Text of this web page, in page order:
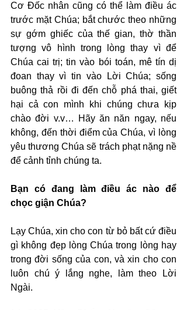
Cơ Đốc nhân cũng có thể làm điều ác
trước mặt Chúa; bắt chước theo những
sự gớm ghiếc của thế gian, thờ thần
tượng vô hình trong lòng thay vì để
Chúa cai trị; tin vào bói toán, mê tín dị
đoan thay vì tin vào Lời Chúa; sống
buông thả rồi đi đến chỗ phá thai, giết
hại cả con mình khi chúng chưa kịp
chào đời v.v… Hãy ăn năn ngay, nếu
không, đến thời điểm của Chúa, vì lòng
yêu thương Chúa sẽ trách phạt nặng nề
để cảnh tỉnh chúng ta.
Bạn có đang làm điều ác nào để
chọc giận Chúa?
Lạy Chúa, xin cho con từ bỏ bất cứ điều
gì không đẹp lòng Chúa trong lòng hay
trong đời sống của con, và xin cho con
luôn chú ý lắng nghe, làm theo Lời
Ngài.